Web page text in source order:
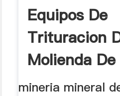
Equipos De
Trituracion
Molienda De
Deteccion
mineria mineral